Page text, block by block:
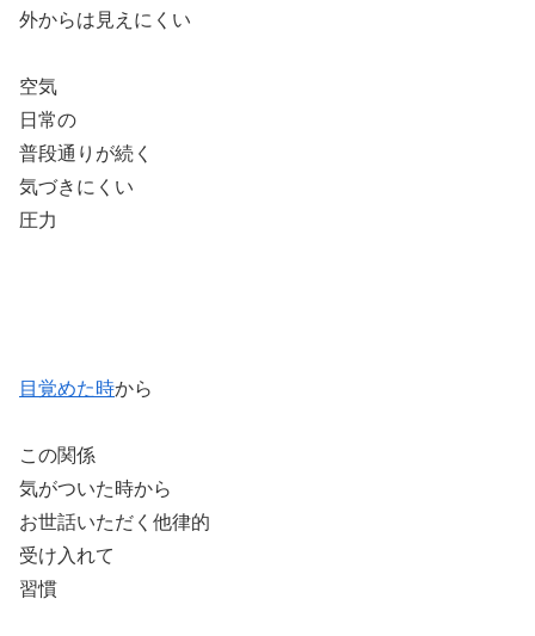
外からは見えにくい
空気
日常の
普段通りが続く
気づきにくい
圧力
目覚めた時から
この関係
気がついた時から
お世話いただく他律的
受け入れて
習慣